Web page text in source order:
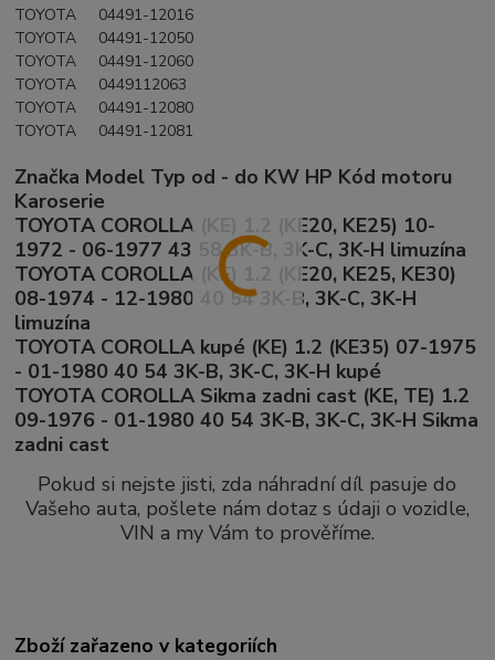
TOYOTA 04491-12016
TOYOTA 04491-12050
TOYOTA 04491-12060
TOYOTA 0449112063
TOYOTA 04491-12080
TOYOTA 04491-12081
Značka Model Typ od - do KW HP Kód motoru
Karoserie
TOYOTA COROLLA (KE) 1.2 (KE20, KE25) 10-
1972 - 06-1977 43 58 3K-B, 3K-C, 3K-H limuzína
TOYOTA COROLLA (KE) 1.2 (KE20, KE25, KE30)
08-1974 - 12-1980 40 54 3K-B, 3K-C, 3K-H
limuzína
TOYOTA COROLLA kupé (KE) 1.2 (KE35) 07-1975
- 01-1980 40 54 3K-B, 3K-C, 3K-H kupé
TOYOTA COROLLA Sikma zadni cast (KE, TE) 1.2
09-1976 - 01-1980 40 54 3K-B, 3K-C, 3K-H Sikma
zadni cast
Pokud si nejste jisti, zda náhradní díl pasuje do
Vašeho auta, pošlete nám dotaz s údaji o vozidle,
VIN a my Vám to prověříme.
Zboží zařazeno v kategoriích